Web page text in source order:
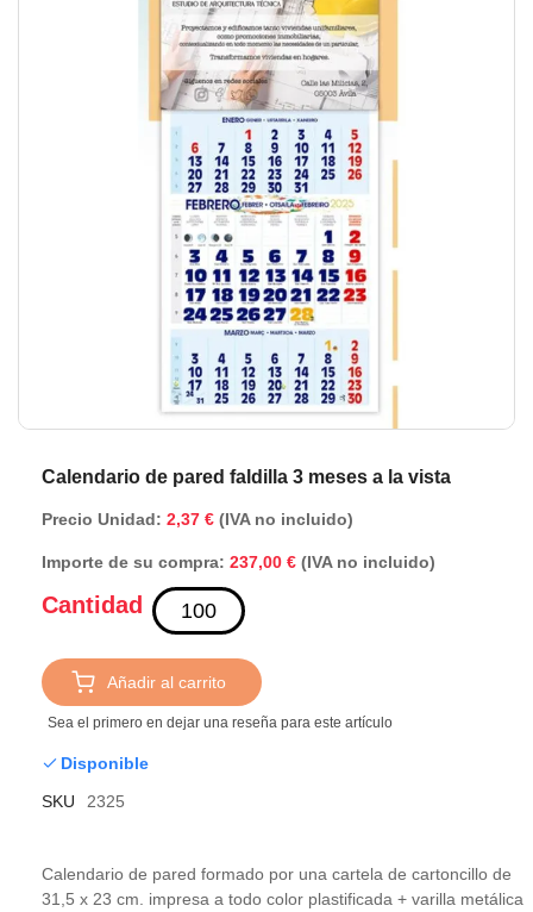
Calendario de pared faldilla 3 meses a la vista
Precio Unidad: 2,37 € (IVA no incluido)
Importe de su compra: 237,00 € (IVA no incluido)
Cantidad
Añadir al carrito
Sea el primero en dejar una reseña para este artículo
Disponible
SKU
2325
Calendario de pared formado por una cartela de cartoncillo de
31,5 x 23 cm. impresa a todo color plastificada + varilla metálica